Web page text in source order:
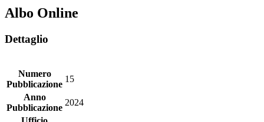
Albo Online
Dettaglio
Numero
Pubblicazione
15
Anno
Pubblicazione
2024